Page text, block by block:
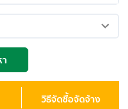
วิธีจัดซื้อจัดจ้าง